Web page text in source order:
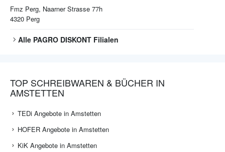
Fmz Perg, Naarner Strasse 77h
4320 Perg
Alle PAGRO DISKONT Filialen
TOP SCHREIBWAREN & BÜCHER IN
AMSTETTEN
TEDi Angebote in Amstetten
HOFER Angebote in Amstetten
KiK Angebote in Amstetten